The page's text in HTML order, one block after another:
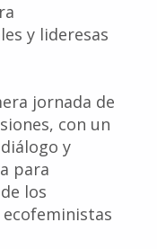
y lideresas
jornada de
con un
y
para
los